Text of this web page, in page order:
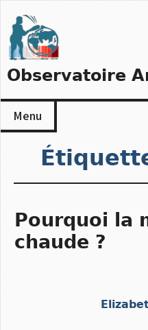
to
content
Observatoire
Menu
Pourquoi la
chaude ?